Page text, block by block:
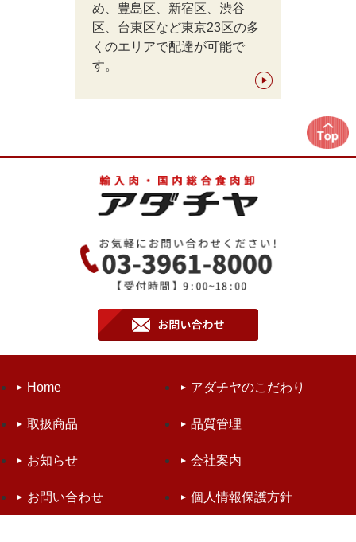
め、豊島区、新宿区、渋谷
区、台東区など東京23区の多
くのエリアで配達が可能で
す。
Home アダチヤのこだわり
取扱商品 品質管理
お知らせ 会社案内
お問い合わせ 個人情報保護方針